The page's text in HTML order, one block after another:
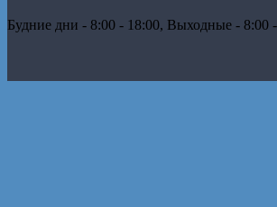
Будние дни - 8:00 - 18:00, Выходные - 8:00